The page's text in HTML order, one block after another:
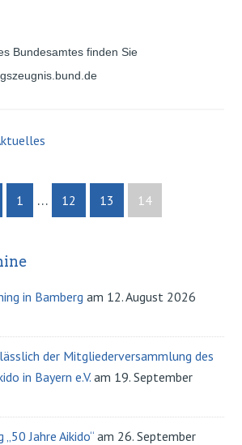
Bundesamtes finden Sie
Page
1 … Page
12 Page
13 Page
14
in Bamberg am 12. August 2026
der Mitgliederversammlung des
in Bayern e.V. am 19. September
Jahre Aikido“ am 26. September